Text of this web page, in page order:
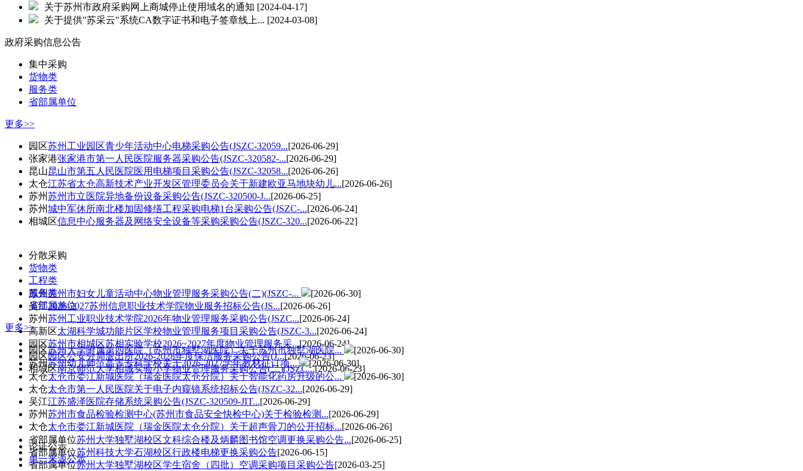
关于苏州市政府采购网上商城停止使用域名的通知 [2024-04-17]
关于提供"苏采云"系统CA数字证书和电子签章线上... [2024-03-08]
政府采购信息公告
集中采购
货物类
服务类
省部属单位
更多>>
园区苏州工业园区青少年活动中心电梯采购公告(JSZC-32059...[2026-06-29]
张家港张家港市第一人民医院服务器采购公告(JSZC-320582-...[2026-06-29]
昆山昆山市第五人民医院医用电梯项目采购公告(JSZC-32058...[2026-06-26]
太仓江苏省太仓高新技术产业开发区管理委员会关于新建欧亚马地块幼儿...[2026-06-26]
苏州苏州市立医院异地备份设备采购公告(JSZC-320500-J...[2026-06-25]
苏州城中军休所南北楼加固修缮工程采购电梯1台采购公告(JSZC-...[2026-06-24]
相城区信息中心服务器及网络安全设备等采购采购公告(JSZC-320...[2026-06-22]
苏州苏州市妇女儿童活动中心物业管理服务采购公告(二)(JSZC-...
[2026-06-30]
吴江2026-2027苏州信息职业技术学院物业服务招标公告(JS...[2026-06-26]
苏州苏州工业职业技术学院2026年物业管理服务采购公告(JSZC...[2026-06-24]
高新区太湖科学城功能片区学校物业管理服务项目采购公告(JSZC-3...[2026-06-24]
园区苏州市相城区苏相实验学校2026~2027年度物业管理服务采...[2026-06-24]
园区园区公安分局派出所2026-2028年度保洁服务采购公告(J...[2026-06-23]
相城区南京师范大学相城实验小学物业管理服务采购公告(二)(JSZC...[2026-06-23]
省部属单位苏州大学独墅湖校区文科综合楼及炳麟图书馆空调更换采购公告...[2026-06-25]
省部属单位苏州科技大学石湖校区行政楼电梯更换采购公告[2026-06-15]
省部属单位苏州大学独墅湖校区学生宿舍（四批）空调采购项目采购公告[2026-03-25]
分散采购
货物类
工程类
服务类
省部属单位
更多>>
园区苏州大学附属第四医院（苏州市独墅湖医院）关于苏州市独墅湖医院...
[2026-06-30]
苏州苏州幼儿师范高等专科学校关于2026-2027学年教材征订项...
[2026-06-30]
太仓太仓市娄江新城医院（瑞金医院太仓分院）关于智能化药房升级的公...
[2026-06-30]
太仓太仓市第一人民医院关于电子内窥镜系统招标公告(JSZC-32...[2026-06-29]
吴江江苏盛泽医院存储系统采购公告(JSZC-320509-JIT...[2026-06-29]
苏州苏州市食品检验检测中心(苏州市食品安全快检中心)关于检验检测...[2026-06-29]
太仓太仓市娄江新城医院（瑞金医院太仓分院）关于超声骨刀的公开招标...[2026-06-26]
论证公示
单一来源公示